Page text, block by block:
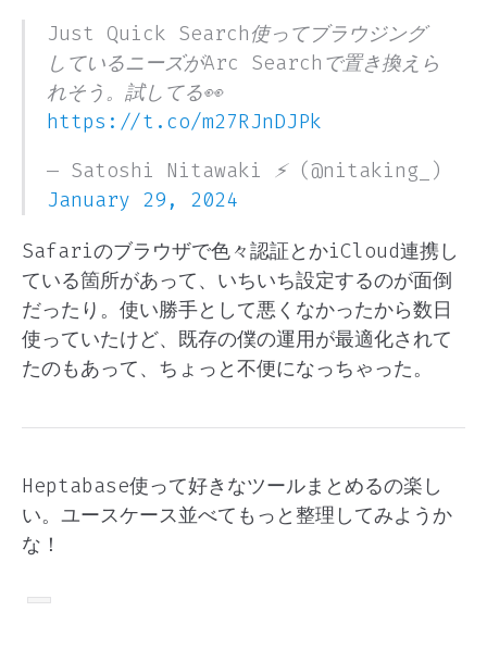
Just Quick Search使ってブラウジング
しているニーズがArc Searchで置き換えら
れそう。試してる👀
https://t.co/m27RJnDJPk
— Satoshi Nitawaki ⚡️ (@nitaking_)
January 29, 2024
Safariのブラウザで色々認証とかiCloud連携し
ている箇所があって、いちいち設定するのが面倒
だったり。使い勝手として悪くなかったから数日
使っていたけど、既存の僕の運用が最適化されて
たのもあって、ちょっと不便になっちゃった。
Heptabase使って好きなツールまとめるの楽し
い。ユースケース並べてもっと整理してみようか
な！